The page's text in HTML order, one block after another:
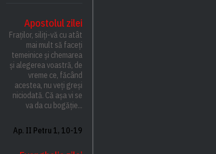
Apostolul zilei
Fraților, siliți-vă cu atât
mai mult să faceți
temeinice și chemarea
și alegerea voastră, de
vreme ce, făcând
acestea, nu veți greși
niciodată. Că așa vi se
va da cu bogăție...
Ap. II Petru 1, 10-19